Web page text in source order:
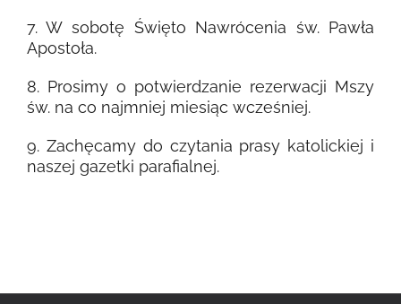
7. W sobotę Święto Nawrócenia św. Pawła
Apostoła.
8. Prosimy o potwierdzanie rezerwacji Mszy
św. na co najmniej miesiąc wcześniej.
9. Zachęcamy do czytania prasy katolickiej i
naszej gazetki parafialnej.